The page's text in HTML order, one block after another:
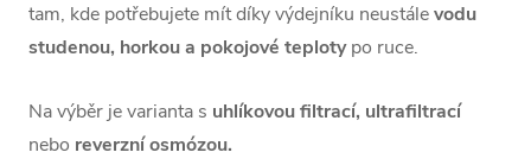
tam, kde potřebujete mít díky výdejníku neustálevodu
studenou, horkou a pokojové teplotypo ruce.
Na výběr je varianta s uhlíkovou filtrací, ultrafiltrací
nebo reverzní osmózou.